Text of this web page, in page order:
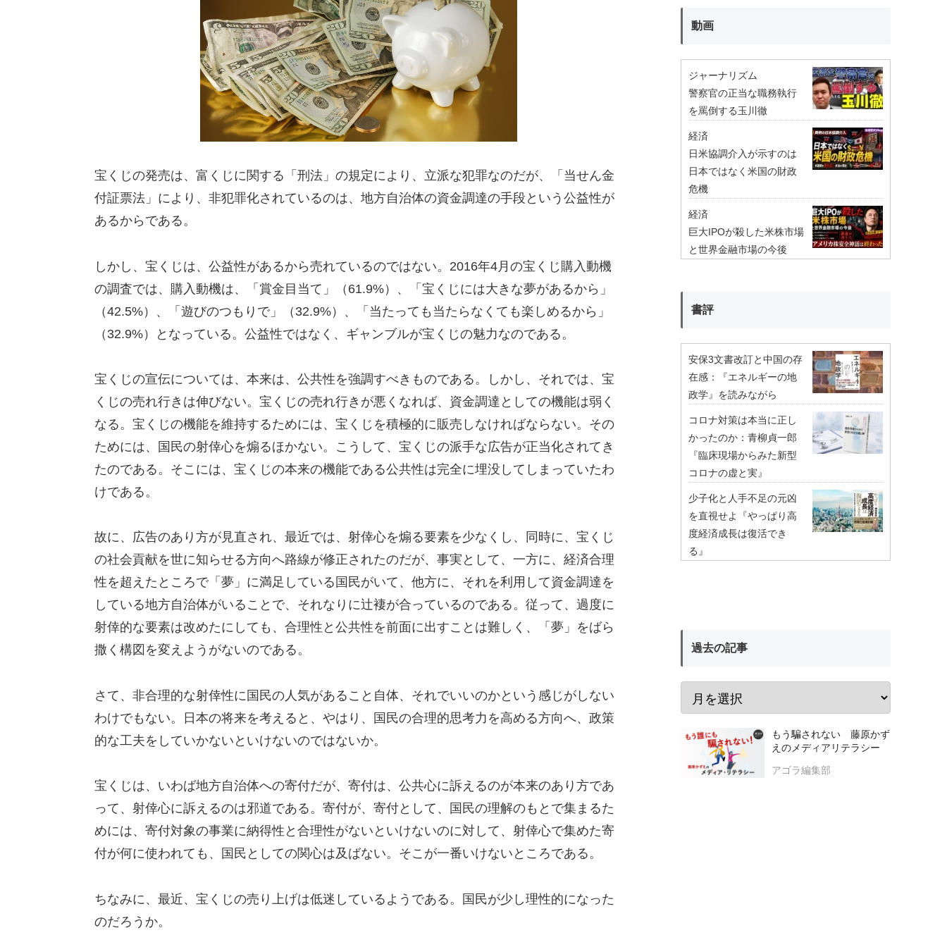
宝くじの発売は、富くじに関する「刑法」の規定により、立派な犯罪なのだが、「当せん金
付証票法」により、非犯罪化されているのは、地方自治体の資金調達の手段という公益性が
あるからである。
しかし、宝くじは、公益性があるから売れているのではない。2016年4月の宝くじ購入動機
の調査では、購入動機は、「賞金目当て」（61.9%）、「宝くじには大きな夢があるから」
（42.5%）、「遊びのつもりで」（32.9%）、「当たっても当たらなくても楽しめるから」
（32.9%）となっている。公益性ではなく、ギャンブルが宝くじの魅力なのである。
宝くじの宣伝については、本来は、公共性を強調すべきものである。しかし、それでは、宝
くじの売れ行きは伸びない。宝くじの売れ行きが悪くなれば、資金調達としての機能は弱く
なる。宝くじの機能を維持するためには、宝くじを積極的に販売しなければならない。その
ためには、国民の射倖心を煽るほかない。こうして、宝くじの派手な広告が正当化されてき
たのである。そこには、宝くじの本来の機能である公共性は完全に埋没してしまっていたわ
けである。
故に、広告のあり方が見直され、最近では、射倖心を煽る要素を少なくし、同時に、宝くじ
の社会貢献を世に知らせる方向へ路線が修正されたのだが、事実として、一方に、経済合理
性を超えたところで「夢」に満足している国民がいて、他方に、それを利用して資金調達を
している地方自治体がいることで、それなりに辻褄が合っているのである。従って、過度に
射倖的な要素は改めたにしても、合理性と公共性を前面に出すことは難しく、「夢」をばら
撒く構図を変えようがないのである。
さて、非合理的な射倖性に国民の人気があること自体、それでいいのかという感じがしない
わけでもない。日本の将来を考えると、やはり、国民の合理的思考力を高める方向へ、政策
的な工夫をしていかないといけないのではないか。
宝くじは、いわば地方自治体への寄付だが、寄付は、公共心に訴えるのが本来のあり方であ
って、射倖心に訴えるのは邪道である。寄付が、寄付として、国民の理解のもとで集まるた
めには、寄付対象の事業に納得性と合理性がないといけないのに対して、射倖心で集めた寄
付が何に使われても、国民としての関心は及ばない。そこが一番いけないところである。
ちなみに、最近、宝くじの売り上げは低迷しているようである。国民が少し理性的になった
のだろうか。
動画
ジャーナリズム
警察官の正当な職務執行
を罵倒する玉川徹
経済
日米協調介入が示すのは
日本ではなく米国の財政
危機
経済
巨大IPOが殺した米株市場
と世界金融市場の今後
書評
安保3文書改訂と中国の存
在感：『エネルギーの地
政学』を読みながら
コロナ対策は本当に正し
かったのか：青柳貞一郎
『臨床現場からみた新型
コロナの虚と実』
少子化と人手不足の元凶
を直視せよ『やっぱり高
度経済成長は復活でき
る』
過去の記事
もう騙されない 藤原かず
えのメディアリテラシー
アゴラ編集部